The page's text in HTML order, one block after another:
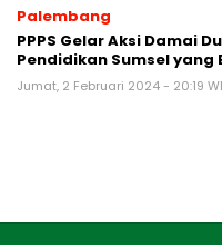
Palembang
PPPS Gelar Aksi Damai
Pendidikan Sumsel yang
Jumat, 2 Februari 2024 - 20:19